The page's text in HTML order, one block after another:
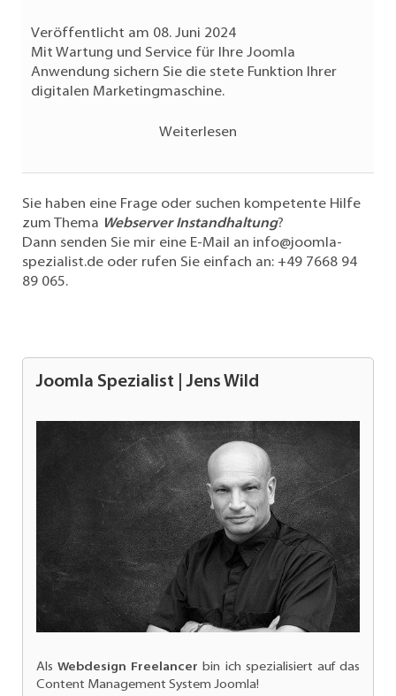
Veröffentlicht am 08. Juni 2024
Mit Wartung und Service für Ihre Joomla
Anwendung sichern Sie die stete Funktion Ihrer
digitalen Marketingmaschine.
Weiterlesen
Sie haben eine Frage oder suchen kompetente Hilfe
zum Thema
Webserver Instandhaltung?
Dann senden Sie mir eine E-Mail an info@joomla-
spezialist.de oder rufen Sie einfach an: +49 7668 94
89 065.
Joomla Spezialist | Jens Wild
AlsWebdesign Freelancer bin ich spezialisiert auf das
Content Management System Joomla!